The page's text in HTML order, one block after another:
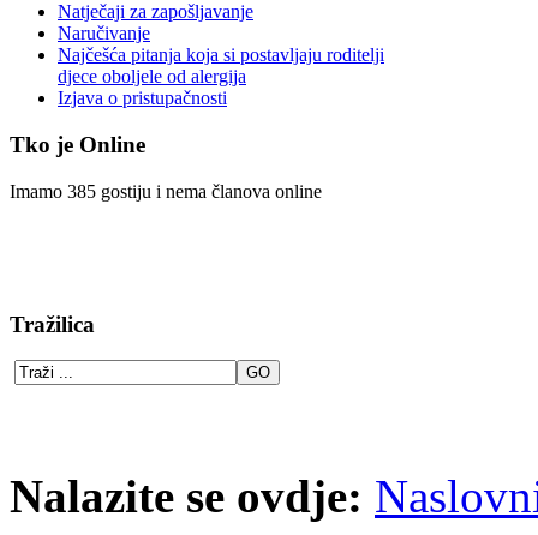
Natječaji za zapošljavanje
Naručivanje
Najčešća pitanja koja si postavljaju roditelji
djece oboljele od alergija
Izjava o pristupačnosti
Tko je Online
Imamo 385 gostiju i nema članova online
Tražilica
Nalazite se ovdje: